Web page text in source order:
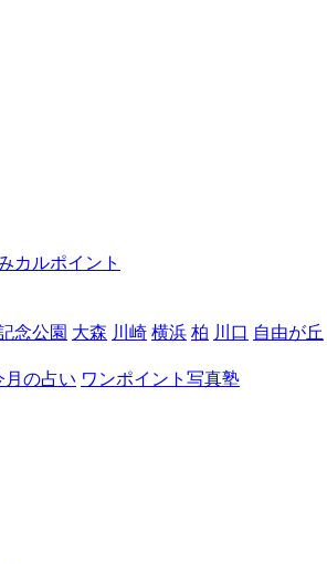
カルポイント
念公園 大森 川崎 横浜 柏 川口 自由が丘
月の占い ワンポイント写真塾